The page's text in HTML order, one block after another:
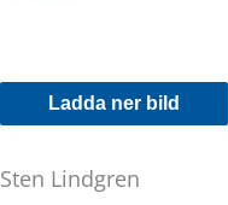
Ladda ner bild
Sten Lindgren